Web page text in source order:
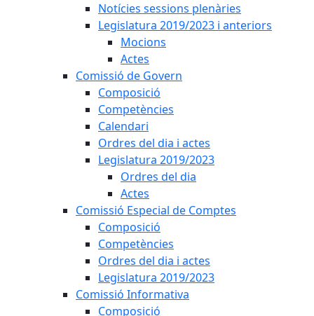
Notícies sessions plenàries
Legislatura 2019/2023 i anteriors
Mocions
Actes
Comissió de Govern
Composició
Competències
Calendari
Ordres del dia i actes
Legislatura 2019/2023
Ordres del dia
Actes
Comissió Especial de Comptes
Composició
Competències
Ordres del dia i actes
Legislatura 2019/2023
Comissió Informativa
Composició